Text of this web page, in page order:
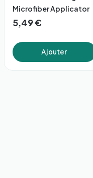
Microfiber Applicator
5,49 €
Ajouter